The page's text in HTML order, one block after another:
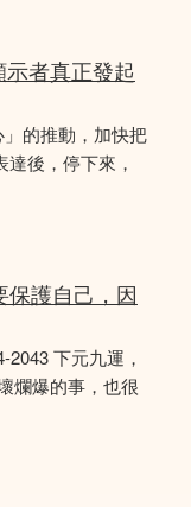
者真正發起
的推動，加快把
達後，停下來，
保護自己，因
下元九運，
爛爆的事，也很